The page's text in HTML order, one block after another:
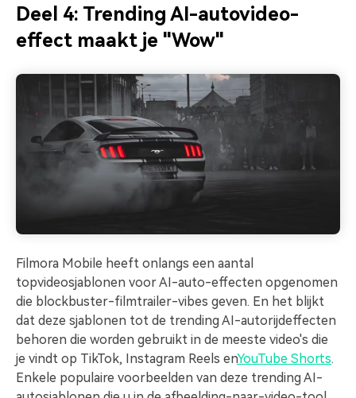
Deel 4: Trending AI-autovideo-
effect maakt je "Wow"
Filmora Mobile heeft onlangs een aantal
topvideosjablonen voor AI-auto-effecten opgenomen
die blockbuster-filmtrailer-vibes geven. En het blijkt
dat deze sjablonen tot de trending AI-autorijdeffecten
behoren die worden gebruikt in de meeste video's die
je vindt op TikTok, Instagram Reels enYouTube Shorts.
Enkele populaire voorbeelden van deze trending AI-